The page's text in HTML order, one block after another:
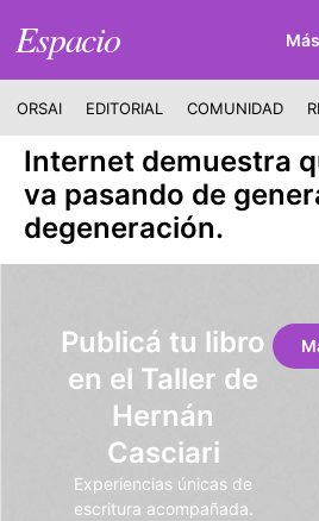
Espacio
ORSAI EDITORIAL COMUNIDAD
Internet demuestra
va pasando de
degeneración.
Publicá tu libro
en el Taller de
Hernán
Casciari
Experiencias únicas de
escritura acompañada.